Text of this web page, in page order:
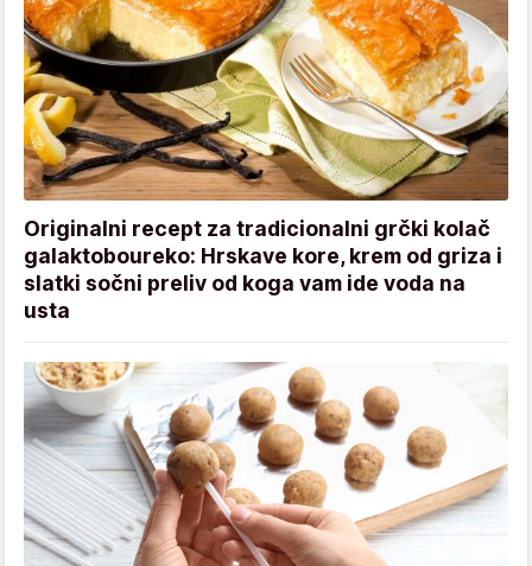
Originalni recept za tradicionalni grčki kolač
galaktoboureko: Hrskave kore, krem od griza i
slatki sočni preliv od koga vam ide voda na
usta